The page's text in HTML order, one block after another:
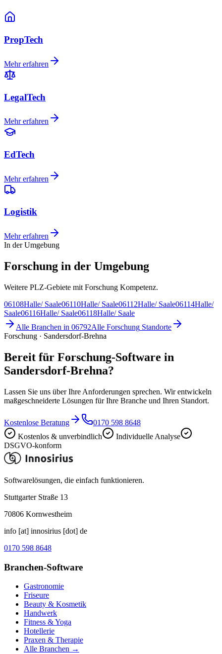
PropTech
Mehr erfahren
LegalTech
Mehr erfahren
EdTech
Mehr erfahren
Logistik
Mehr erfahren
In der Umgebung
Forschung in der Umgebung
Weitere PLZ-Gebiete mit Forschung Kompetenz.
06108Halle/ Saale06110Halle/ Saale06112Halle/ Saale06114Halle/
Saale06116Halle/ Saale06118Halle/ Saale
Alle Branchen in 06792Alle Forschung Standorte
Forschung · Sandersdorf-Brehna
Bereit für Forschung-Software in
Sandersdorf-Brehna?
Lassen Sie uns über Ihre Anforderungen sprechen. Wir entwickeln
maßgeschneiderte Lösungen für Ihre Branche und Ihren Standort.
Kostenlose Beratung
0170 598 8648
Kostenlos & unverbindlich
Individuelle Analyse
DSGVO-konform
Softwarelösungen, die einfach funktionieren.
Stuttgarter Straße 13
70806 Kornwestheim
info [at] innosirius [dot] de
0170 598 8648
Branchen-Software
Gastronomie
Friseure
Beauty & Kosmetik
Handwerk
Fitness & Yoga
Hotellerie
Praxen & Therapie
Alle Branchen →